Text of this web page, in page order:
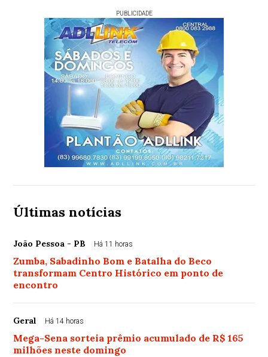
PUBLICIDADE
Últimas notícias
João Pessoa - PB Há 11 horas
Zumba, Sabadinho Bom e Batalha do Beco
transformam Centro Histórico em ponto de
encontro
Geral Há 14 horas
Mega-Sena sorteia prêmio acumulado de R$ 165
milhões neste domingo